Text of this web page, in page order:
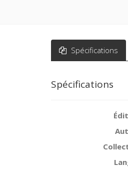
Spécifications
Spécifications